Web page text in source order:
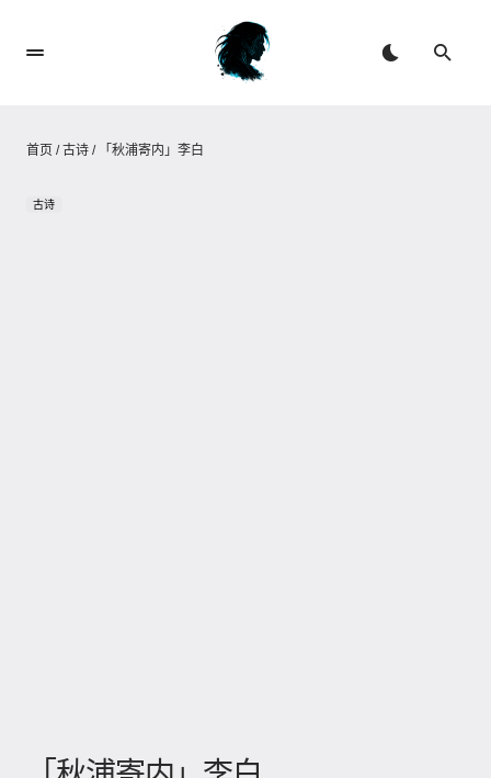
首页 /古诗 / 「秋浦寄内」李白
古诗